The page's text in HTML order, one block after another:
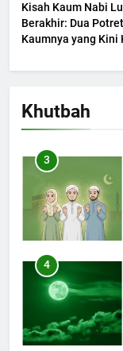
Kisah Kaum Nabi
Berakhir: Dua Potret
Kaumnya yang Kini
Khutbah
3
4